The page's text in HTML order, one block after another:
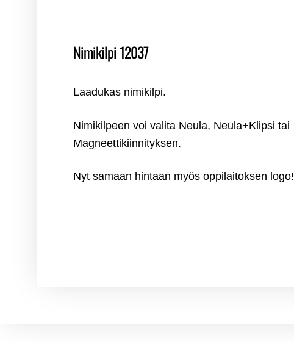
Nimikilpi 12037
Laadukas nimikilpi.
Nimikilpeen voi valita Neula, Neula+Klipsi tai
Magneettikiinnityksen.
Nyt samaan hintaan myös oppilaitoksen logo!